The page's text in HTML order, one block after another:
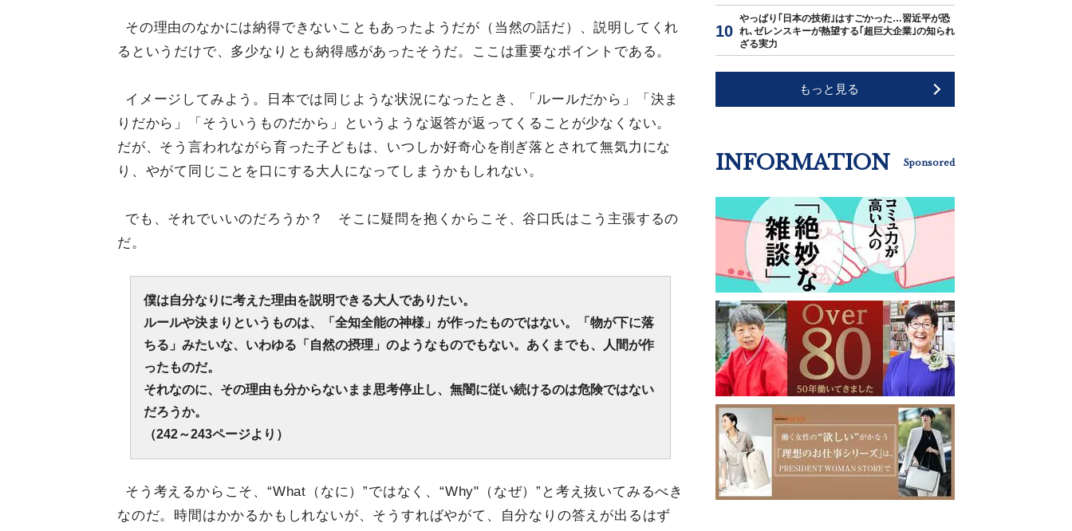
その理由のなかには納得できないこともあったようだが（当然の話だ）、説明してくれ
るというだけで、多少なりとも納得感があったそうだ。ここは重要なポイントである。
イメージしてみよう。日本では同じような状況になったとき、「ルールだから」「決ま
りだから」「そういうものだから」というような返答が返ってくることが少なくない。
だが、そう言われながら育った子どもは、いつしか好奇心を削ぎ落とされて無気力にな
り、やがて同じことを口にする大人になってしまうかもしれない。
でも、それでいいのだろうか？ そこに疑問を抱くからこそ、谷口氏はこう主張するの
だ。
僕は自分なりに考えた理由を説明できる大人でありたい。
ルールや決まりというものは、「全知全能の神様」が作ったものではない。「物が下に落
ちる」みたいな、いわゆる「自然の摂理」のようなものでもない。あくまでも、人間が作
ったものだ。
それなのに、その理由も分からないまま思考停止し、無闇に従い続けるのは危険ではない
だろうか。
（242～243ページより）
そう考えるからこそ、“What（なに）”ではなく、“Why"（なぜ）”と考え抜いてみるべき
なのだ。時間はかかるかもしれないが、そうすればやがて、自分なりの答えが出るはず
やっぱり｢日本の技術｣はすごかった…習近平が恐
れ､ゼレンスキーが熱望する｢超巨大企業｣の知られ
ざる実力
もっと見る
INFORMATION Sponsored